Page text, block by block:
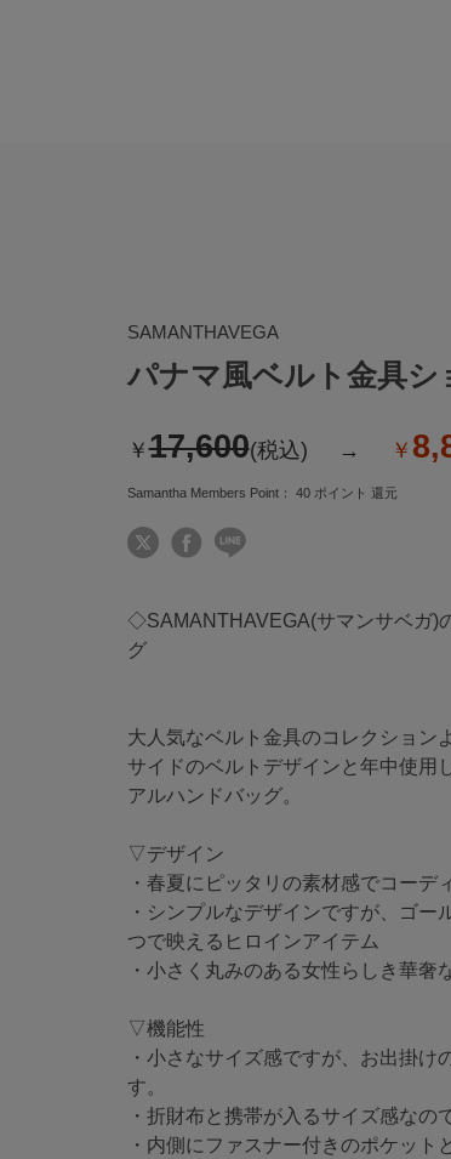
SAMANTHAVEGA
パナマ風ベルト金具シ
￥17,600(税込) ￥
Samantha Members Point： 40ポイント 還元
◇SAMANTHAVEGA(サマンサベガ)
グ
大人気なベルト金具のコレクション
サイドのベルトデザインと年中使用
アルハンドバッグ。
▽デザイン
・春夏にピッタリの素材感でコーデ
・シンプルなデザインですが、ゴー
つで映えるヒロインアイテム
・小さく丸みのある女性らしき華奢
▽機能性
・小さなサイズ感ですが、お出掛
す。
・折財布と携帯が入るサイズ感な
・内側にファスナー付きのポケッ